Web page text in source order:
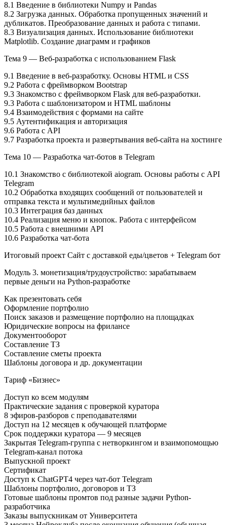
8.1 Введение в библиотеки Numpy и Pandas
8.2 Загрузка данных. Обработка пропущенных значений и
дубликатов. Преобразование данных и работа с типами.
8.3 Визуализация данных. Использование библиотеки
Matplotlib. Создание диаграмм и графиков
Тема 9 — Веб-разработка с использованием Flask
9.1 Введение в веб-разработку. Основы HTML и CSS
9.2 Работа с фреймворком Bootstrap
9.3 Знакомство с фреймворком Flask для веб-разработки.
9.3 Работа с шаблонизатором и HTML шаблоны
9.4 Взаимодействия с формами на сайте
9.5 Аутентификация и авторизация
9.6 Работа с API
9.7 Разработка проекта и развертывания веб-сайта на хостинге
Тема 10 — Разработка чат-ботов в Telegram
10.1 Знакомство с библиотекой aiogram. Основы работы с API
Telegram
10.2 Обработка входящих сообщений от пользователей и
отправка текста и мультимедийных файлов
10.3 Интеграция баз данных
10.4 Реализация меню и кнопок. Работа с интерфейсом
10.5 Работа с внешними API
10.6 Разработка чат-бота
Итоговый проект Сайт с доставкой еды/цветов + Telegram бот
Модуль 3. монетизация/трудоустройство: зарабатываем
первые деньги на Python-разработке
Как презентовать себя
Оформление портфолио
Поиск заказов и размещение портфолио на площадках
Юридические вопросы на фрилансе
Документооборот
Составление ТЗ
Составление сметы проекта
Шаблоны договора и др. документации
Тариф «Бизнес»
Доступ ко всем модулям
Практические задания с проверкой куратора
8 эфиров-разборов с преподавателями
Доступ на 12 месяцев к обучающей платформе
Срок поддержки куратора — 9 месяцев
Закрытая Telegram-группа с нетворкингом и взаимопомощью
Тelegram-канал потока
Выпускной проект
Сертификат
Доступ к ChatGPT4 через чат-бот Telegram
Шаблоны портфолио, договоров и ТЗ
Готовые шаблоны промтов под разные задачи Python-
разработчика
Заказы выпускникам от Университета